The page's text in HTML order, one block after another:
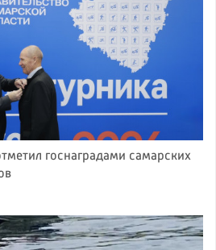
госнаградами самарских